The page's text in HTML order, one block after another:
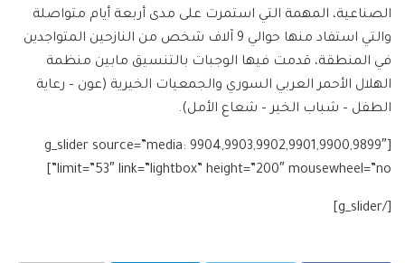
الصناعية، المهمة التي استمرت على مدى أربعة أيام متواصلة
والتي استفاد منها حوالي 9 آلاف شخص من النازحين المتواجدين
في المنطقة، قدمت فيها الوجبات بالتنسيق مابين منظمة
الهلال الأحمر العربي السوري والجمعيات الخيرية (عون – رعاية
الطفل – شباب الخير – شعاع اﻷمل).
[g_slider source=”media: 9904,9903,9902,9901,9900,9899″
limit=”53″ link=”lightbox” height=”200″ mousewheel=”no”]
[/g_slider]